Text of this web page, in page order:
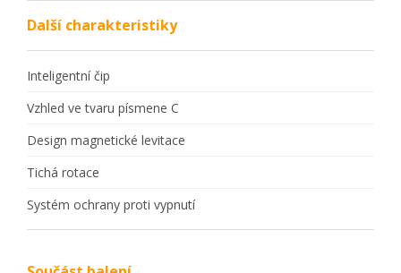
Další charakteristiky
Inteligentní čip
Vzhled ve tvaru písmene C
Design magnetické levitace
Tichá rotace
Systém ochrany proti vypnutí